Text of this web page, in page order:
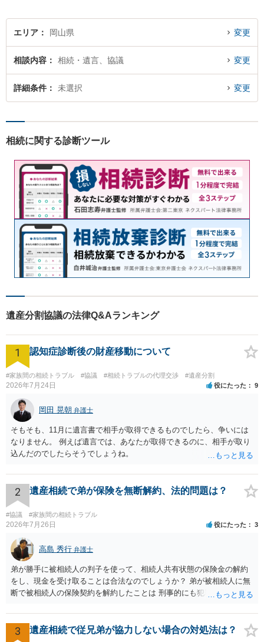
エリア 岡山県 変更
相談内容 相続・遺言、協議 変更
詳細条件 未選択 変更
相続に関する診断ツール
遺産分割協議の法律Q&Aランキング
1 認知症診断後の財産移動について
#家族間の相続トラブル #協議 #相続トラブルの代理交渉 #遺産分割
2026年7月24日 役にたった 9
岡田 晃朝 弁護士
そもそも、11月に遺言書で相手が取得できるものでしたら、争いには
なりません。 例えば遺言では、あなたが取得できるのに、相手が取り
込んだのでしたらそうでしょうね。
2 遺産相続で弟が保険を無断解約、法的問題は？
#協議 #家族間の相続トラブル
2026年7月26日 役にたった 3
高島 秀行 弁護士
弟が勝手に被相続人の判子を使って、相続人共有状態の保険金の解約
をし、現金を受け取ることは合法なのでしょうか？ 弟が被相続人に無
断で被相続人の保険契約を解約したことは 刑事的にも犯罪となる可能
された書類のコピーを取得して、弁護士に面談で詳しい事情を話して
相談 されたら良いと思います。
3 遺産相続で従兄弟が協力しない場合の対処法は？